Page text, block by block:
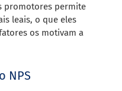
promotores permite
leais, o que eles
os motivam a
NPS